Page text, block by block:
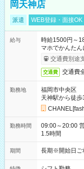
岡天神店
派遣 WEB登録・面接OK
給与
時給1500円～
マホでかんた
あり）交通費別途
交通費 交通費
勤務地
福岡市中央区
天神駅から徒歩
勤務時間
09:00～20:00 営業時間に合わせたシフト制 実働7.5時間 休憩
1.5時間
期間 長期※開始日ご